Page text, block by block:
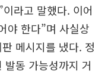
라고 말했다. 이어
야 한다”며 사실상
메시지를 냈다. 정
동 가능성까지 거